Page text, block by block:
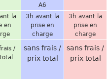
A6
la
en
3h avant la
prise en
charge
3h avant la
prise en
charge
/
sans frais /
prix total
sans frais /
prix total